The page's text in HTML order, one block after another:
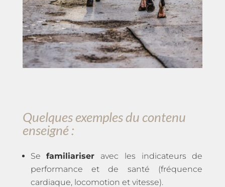
Quelques exemples du contenu
enseigné :
Sefamiliariser avec les indicateurs de
performance et de santé (fréquence
cardiaque, locomotion et vitesse).